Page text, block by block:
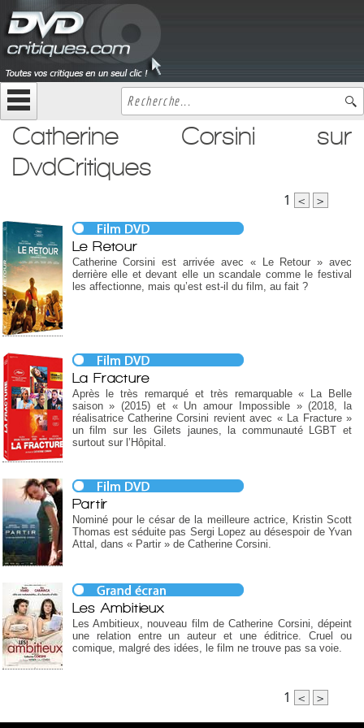
Catherine Corsini sur
DvdCritiques
1 < >
Le Retour
Catherine Corsini est arrivée avec « Le Retour » avec
derrière elle et devant elle un scandale comme le festival
les affectionne, mais qu’est est-il du film, au fait ?
La Fracture
Après le très remarqué et très remarquable « La Belle
saison » (2015) et « Un amour Impossible » (2018, la
réalisatrice Catherine Corsini revient avec « La Fracture »
un film sur les Gilets jaunes, la communauté LGBT et
surtout sur l’Hôpital.
Partir
Nominé pour le césar de la meilleure actrice, Kristin Scott
Thomas est séduite pas Sergi Lopez au désespoir de Yvan
Attal, dans « Partir » de Catherine Corsini.
Les Ambitieux
Les Ambitieux, nouveau film de Catherine Corsini, dépeint
une relation entre un auteur et une éditrice. Cruel ou
comique, malgré des idées, le film ne trouve pas sa voie.
1 < >